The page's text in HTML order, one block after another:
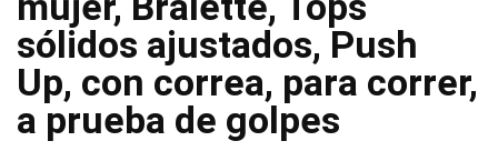
sólidos ajustados, Push
Up, con correa, para correr,
a prueba de golpes